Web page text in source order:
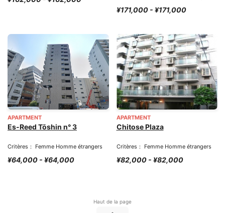
¥171,000 - ¥171,000
APARTMENT
Es-Reed Tōshin n° 3
Critères： Femme Homme étrangers
¥64,000 - ¥64,000
APARTMENT
Chitose Plaza
Critères： Femme Homme étrangers
¥82,000 - ¥82,000